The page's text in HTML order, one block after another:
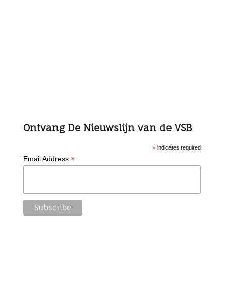
Ontvang De Nieuwslijn van de VSB
* indicates required
Email Address*